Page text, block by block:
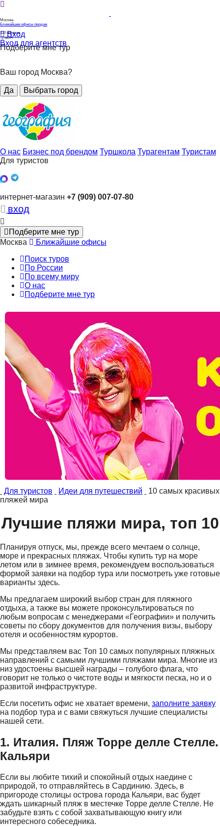
Москва
Ближайшие офисы продаж
320 офисов
продаж
Вход
Вход для агентств
Подберите мне тур
Ваш город Москва?
Да Выбрать город
О нас Бизнес под брендом Туршкола Турагентам Туристам
Для туристов
интернет-магазин +7 (909) 007-07-80
вход
Подберите мне тур
Москва
Ближайшие офисы
Поиск туров
По России
По всему миру
О нас
Подберите мне тур
Для туристов Идеи для путешествий
10 самых красивых
пляжей мира
Лучшие пляжи мира, топ 10
Планируя отпуск, мы, прежде всего мечтаем о солнце,
море и прекрасных пляжах. Чтобы купить тур на море
летом или в зимнее время, рекомендуем воспользоваться
формой заявки на подбор тура или посмотреть уже готовые
варианты здесь.
Мы предлагаем широкий выбор стран для пляжного
отдыха, а также вы можете проконсультироваться по
любым вопросам с менеджерами «Географии» и получить
советы по сбору документов для получения визы, выбору
отеля и особенностям курортов.
Мы представляем вас Топ 10 самых популярных пляжных
направлений с самыми лучшими пляжами мира. Многие из
низ удостоены высшей награды – голубого флага, что
говорит не только о чистоте воды и мягкости песка, но и о
развитой инфраструктуре.
Если посетить офис не хватает времени, заполните заявку
на подбор тура и с вами свяжуться лучшие специалисты
нашей сети.
1. Италия. Пляж Торре делле Стелле.
Кальяри
Если вы любите тихий и спокойный отдых наедине с
природой, то отправляйтесь в Сардинию. Здесь, в
пригороде столицы острова города Кальяри, вас будет
ждать шикарный пляж в местечке Торре делле Стелле. Не
забудьте взять с собой захватывающую книгу или
интересного собеседника.